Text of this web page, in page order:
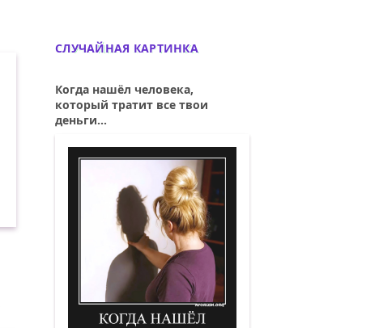
СЛУЧАЙНАЯ КАРТИНКА
Когда нашёл человека,
который тратит все твои
деньги...